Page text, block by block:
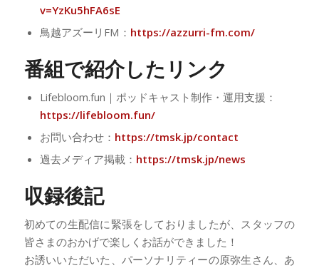
v=YzKu5hFA6sE
鳥越アズーリFM： https://azzurri-fm.com/
番組で紹介したリンク
Lifebloom.fun｜ポッドキャスト制作・運用支援：
https://lifebloom.fun/
お問い合わせ： https://tmsk.jp/contact
過去メディア掲載： https://tmsk.jp/news
収録後記
初めての生配信に緊張をしておりましたが、スタッフの
皆さまのおかげで楽しくお話ができました！
お誘いいただいた、パーソナリティーの原弥生さん、あ